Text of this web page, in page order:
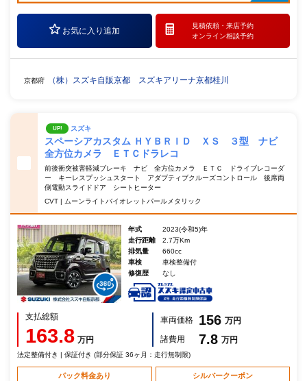
お気に入り追加
見積依頼・ 来店予約
オンライン相談予約
京都府 （株）スズキ自販京都 スズキアリーナ京都桂川
UP! スズキ
スペーシアカスタム ＨＹＢＲＩＤ ＸＳ ３型 ナビ
全方位カメラ ＥＴＣドラレコ
前後衝突被害軽減ブレーキ ナビ 全方位カメラ ＥＴＣ ドライブレコーダ
ー キーレスプッシュスタート アダプティブクルーズコントロール 後席両
側電動スライドドア シートヒーター
CVT | ムーンライトバイオレットパールメタリック
年式
2023(令和5)年
走行距離
2.7万Km
排気量
660cc
車検
車検整備付
修復歴
なし
支払総額
163.8 万円
車両価格 156 万円
諸費用
7.8 万円
法定整備付き | 保証付き (部分保証 36ヶ月：走行無制限)
パック料金あり シルバークーポン